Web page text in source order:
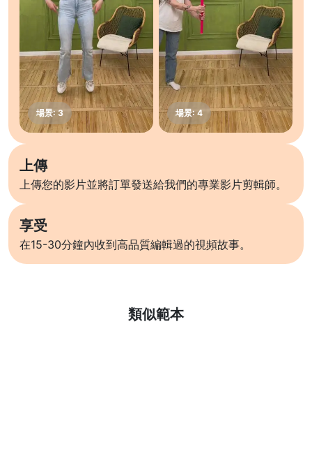
上傳
上傳您的影片並將訂單發送給我們的專業影片剪輯師。
享受
在15-30分鐘內收到高品質編輯過的視頻故事。
類似範本
了解更多